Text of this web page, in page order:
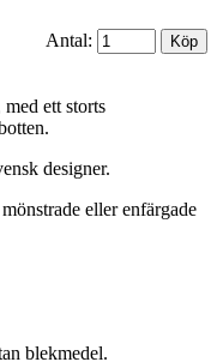
Antal:
ett storts
designer.
eller enfärgade
blekmedel.